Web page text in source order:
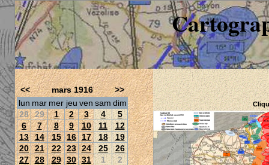
<< mars 1916
>>
lun mar mer jeu ven sam dim
28 29 1 2 3 4
5
6
7 8 9 10 11
12
13 14 15 16 17 18
19
20 21 22 23 24 25
26
27 28 29 30 31 1 2